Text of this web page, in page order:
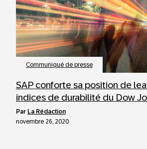
Communiqué de presse
SAP conforte sa position de
indices de durabilité du Dow
par La Rédaction
novembre 26, 2020